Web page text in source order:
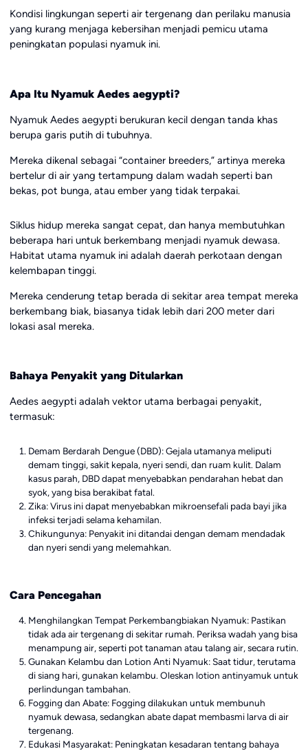
Kondisi lingkungan seperti air tergenang dan perilaku manusia
yang kurang menjaga kebersihan menjadi pemicu utama
peningkatan populasi nyamuk ini.
Apa Itu Nyamuk Aedes aegypti?
Nyamuk Aedes aegypti berukuran kecil dengan tanda khas
berupa garis putih di tubuhnya.
Mereka dikenal sebagai “container breeders,” artinya mereka
bertelur di air yang tertampung dalam wadah seperti ban
bekas, pot bunga, atau ember yang tidak terpakai.
Siklus hidup mereka sangat cepat, dan hanya membutuhkan
beberapa hari untuk berkembang menjadi nyamuk dewasa.
Habitat utama nyamuk ini adalah daerah perkotaan dengan
kelembapan tinggi.
Mereka cenderung tetap berada di sekitar area tempat mereka
berkembang biak, biasanya tidak lebih dari 200 meter dari
lokasi asal mereka.
Bahaya Penyakit yang Ditularkan
Aedes aegypti adalah vektor utama berbagai penyakit,
termasuk:
Demam Berdarah Dengue (DBD): Gejala utamanya meliputi
demam tinggi, sakit kepala, nyeri sendi, dan ruam kulit. Dalam
kasus parah, DBD dapat menyebabkan pendarahan hebat dan
syok, yang bisa berakibat fatal.
Zika: Virus ini dapat menyebabkan mikroensefali pada bayi jika
infeksi terjadi selama kehamilan.
Chikungunya: Penyakit ini ditandai dengan demam mendadak
dan nyeri sendi yang melemahkan.
Cara Pencegahan
Menghilangkan Tempat Perkembangbiakan Nyamuk: Pastikan
tidak ada air tergenang di sekitar rumah. Periksa wadah yang bisa
menampung air, seperti pot tanaman atau talang air, secara rutin.
Gunakan Kelambu dan Lotion Anti Nyamuk: Saat tidur, terutama
di siang hari, gunakan kelambu. Oleskan lotion antinyamuk untuk
perlindungan tambahan.
Fogging dan Abate: Fogging dilakukan untuk membunuh
nyamuk dewasa, sedangkan abate dapat membasmi larva di air
tergenang.
Edukasi Masyarakat: Peningkatan kesadaran tentang bahaya